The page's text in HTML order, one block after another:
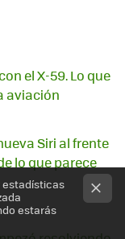
el X-59. Lo que
aviación
Siri al frente
lo que parece
estadísticas
estarás